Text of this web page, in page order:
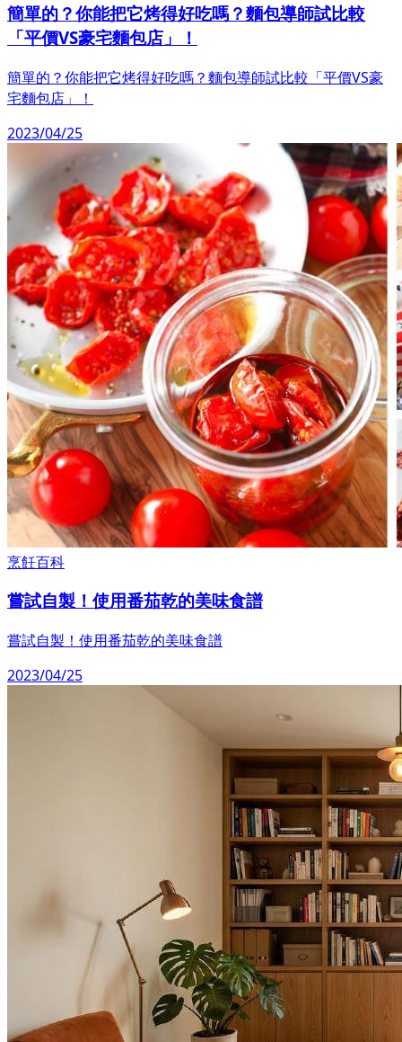
簡單的？你能把它烤得好吃嗎？麵包導師試比較
「平價VS豪宅麵包店」！
簡單的？你能把它烤得好吃嗎？麵包導師試比較「平價VS豪
宅麵包店」！
2023/04/25
烹飪百科
嘗試自製！使用番茄乾的美味食譜
嘗試自製！使用番茄乾的美味食譜
2023/04/25